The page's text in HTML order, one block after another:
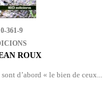
361-9
ROUX
d’abord « le bien de ceux...